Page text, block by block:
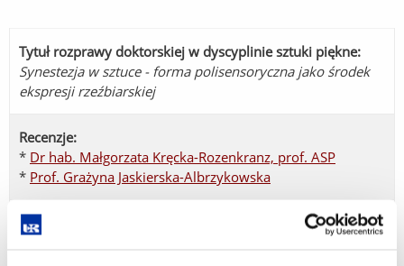
Tytuł rozprawy doktorskiej w dyscyplinie sztuki piękne:
Synestezja w sztuce - forma polisensoryczna jako środek
ekspresji rzeźbiarskiej
Recenzje:
* Dr hab. Małgorzata Kręcka-Rozenkranz, prof. ASP
* Prof. Grażyna Jaskierska-Albrzykowska
Streszczenie: